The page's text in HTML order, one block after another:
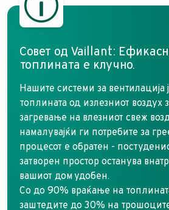
Совет од Vaillant:
топлината е клучно.
Нашите системи за вентилација
топлината од излезниот воздух
загревање на влезниот свеж
намалувајќи ги потребите за
процесот е обратен -
затворен простор останува
вашиот дом удобен.
Со до 90% враќање на
заштедите до 30% на